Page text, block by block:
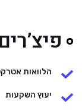
הלוואות
יעוץ השקעות